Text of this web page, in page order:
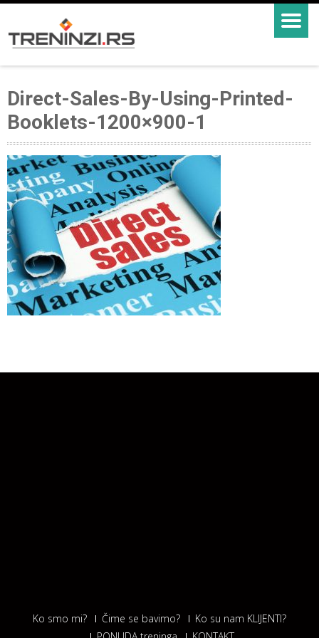
Direct-Sales-By-Using-Printed-
Booklets-1200×900-1
Ko smo mi? Čime se bavimo?
Ko su nam KLIJENTI?